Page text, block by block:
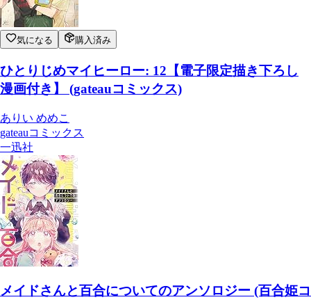
気になる 購入済み
ひとりじめマイヒーロー: 12【電子限定描き下ろし
漫画付き】 (gateauコミックス)
ありい めめこ
gateauコミックス
一迅社
メイドさんと百合についてのアンソロジー (百合姫コ